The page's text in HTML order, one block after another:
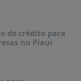
de crédito para
no Piauí